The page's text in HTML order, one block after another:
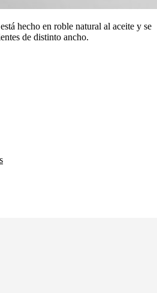
hecho en roble natural al aceite y se
de distinto ancho.